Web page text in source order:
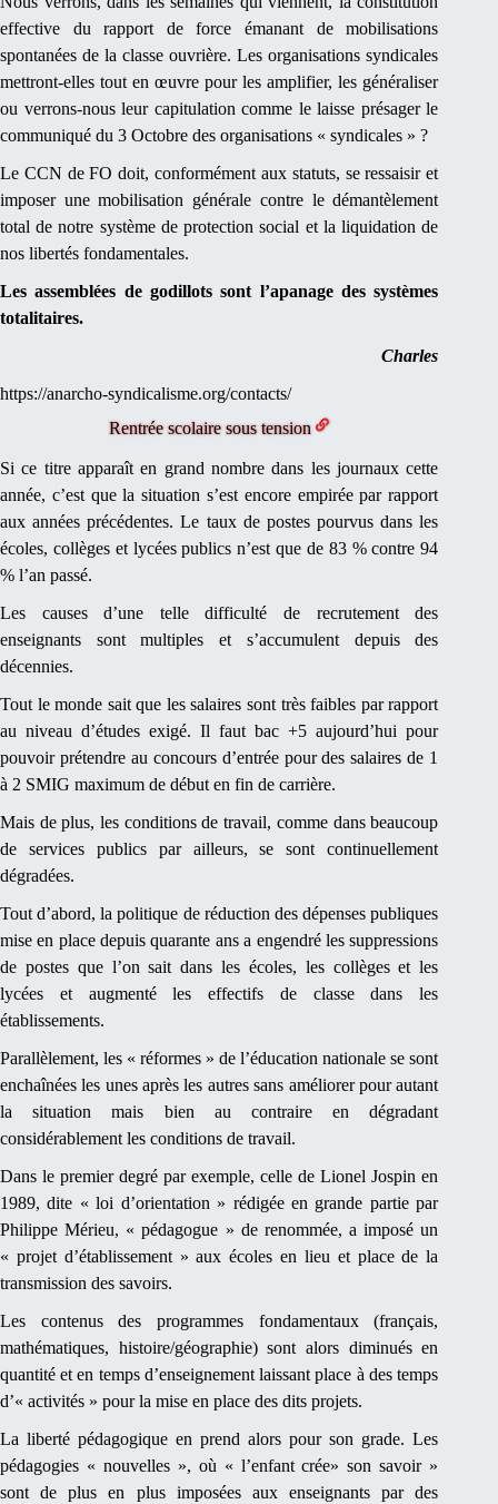
effective du rapport de force émanant de mobilisations
spontanées de la classe ouvrière. Les organisations syndicales
mettront-elles tout en œuvre pour les amplifier, les généraliser
ou verrons-nous leur capitulation comme le laisse présager le
communiqué du 3 Octobre des organisations « syndicales » ?
Le CCN de FO doit, conformément aux statuts, se ressaisir et
imposer une mobilisation générale contre le démantèlement
total de notre système de protection social et la liquidation de
nos libertés fondamentales.
Les assemblées de godillots sont l’apanage des systèmes
totalitaires.
Charles
https://anarcho-syndicalisme.org/contacts/
Rentrée scolaire sous tension
Si ce titre apparaît en grand nombre dans les journaux cette
année, c’est que la situation s’est encore empirée par rapport
aux années précédentes. Le taux de postes pourvus dans les
écoles, collèges et lycées publics n’est que de 83 % contre 94
% l’an passé.
Les causes d’une telle difficulté de recrutement des
enseignants sont multiples et s’accumulent depuis des
décennies.
Tout le monde sait que les salaires sont très faibles par rapport
au niveau d’études exigé. Il faut bac +5 aujourd’hui pour
pouvoir prétendre au concours d’entrée pour des salaires de 1
à 2 SMIG maximum de début en fin de carrière.
Mais de plus, les conditions de travail, comme dans beaucoup
de services publics par ailleurs, se sont continuellement
dégradées.
Tout d’abord, la politique de réduction des dépenses publiques
mise en place depuis quarante ans a engendré les suppressions
de postes que l’on sait dans les écoles, les collèges et les
lycées et augmenté les effectifs de classe dans les
établissements.
Parallèlement, les « réformes » de l’éducation nationale se sont
enchaînées les unes après les autres sans améliorer pour autant
la situation mais bien au contraire en dégradant
considérablement les conditions de travail.
Dans le premier degré par exemple, celle de Lionel Jospin en
1989, dite « loi d’orientation » rédigée en grande partie par
Philippe Mérieu, « pédagogue » de renommée, a imposé un
« projet d’établissement » aux écoles en lieu et place de la
transmission des savoirs.
Les contenus des programmes fondamentaux (français,
mathématiques, histoire/géographie) sont alors diminués en
quantité et en temps d’enseignement laissant place à des temps
d’« activités » pour la mise en place des dits projets.
La liberté pédagogique en prend alors pour son grade. Les
pédagogies « nouvelles », où « l’enfant crée» son savoir »
sont de plus en plus imposées aux enseignants par des